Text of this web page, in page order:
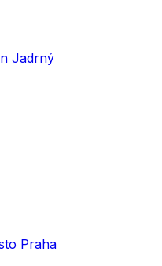
Jadrný
Praha